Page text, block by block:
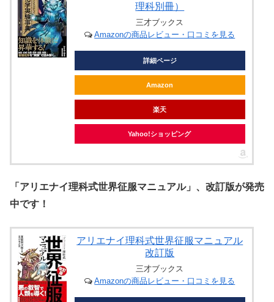
理科別冊）
三才ブックス
Amazonの商品レビュー・口コミを見る
詳細ページ
Amazon
楽天
Yahoo!ショッピング
「アリエナイ理科式世界征服マニュアル」、改訂版が発売
中です！
アリエナイ理科式世界征服マニュアル
改訂版
三才ブックス
Amazonの商品レビュー・口コミを見る